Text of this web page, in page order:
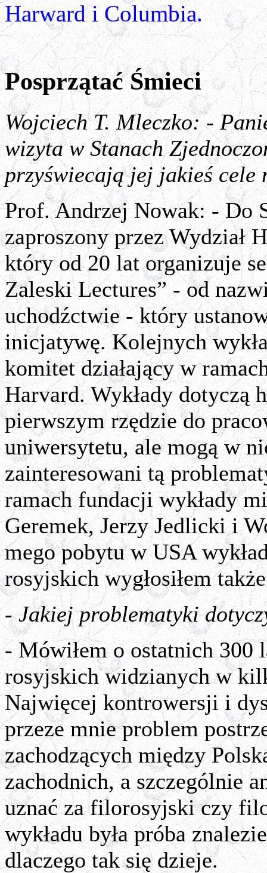
Harward i Columbia.
Posprzątać Śmieci
Wojciech T. Mleczko: -
wizyta w Stanach
przyświecają jej jakieś cele
Prof. Andrzej Nowak: - Do
zaproszony przez Wydział
który od 20 lat organizuje
Zaleski Lectures” - od
uchodźctwie - który
inicjatywę. Kolejnych
komitet działający w
Harvard. Wykłady dotyczą
pierwszym rzędzie do
uniwersytetu, ale mogą w
zainteresowani tą
ramach fundacji wykłady
Geremek, Jerzy Jedlicki i
mego pobytu w USA
rosyjskich wygłosiłem
- Jakiej problematyki
- Mówiłem o ostatnich 300
rosyjskich widzianych w
Najwięcej kontrowersji i
przeze mnie problem
zachodzących między
zachodnich, a szczególnie
uznać za filorosyjski czy
wykładu była próba
dlaczego tak się dzieje.